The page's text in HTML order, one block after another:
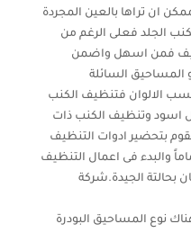
ان تراها بالعين المجردة
الجلد فعلى الرغم من
فمن اسهل واضمن
المساحيق السائلة
الالوان فتنظيف الكنب
اسود وتنظيف الكنب ذات
بتحضير ادوات التنظيف
والبدء فى اعمال التنظيف
بحالتة الجيدة.شركة
نوع المساحيق البودرة